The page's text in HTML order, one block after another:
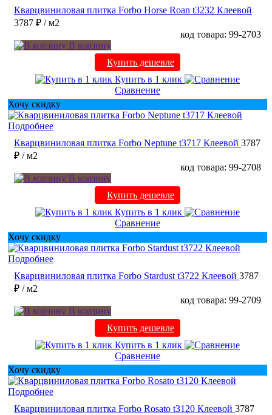
Кварцвиниловая плитка Forbo Horse Roan t3232 Клеевой
3787 ₽ / м2
код товара: 99-2703
В корзину
Купить дешевле
Купить в 1 клик
Сравнение
Хочу скидку
Подробнее
Кварцвиниловая плитка Forbo Neptune t3717 Клеевой 3787
₽ / м2
код товара: 99-2708
В корзину
Купить дешевле
Купить в 1 клик
Сравнение
Хочу скидку
Подробнее
Кварцвиниловая плитка Forbo Stardust t3722 Клеевой 3787
₽ / м2
код товара: 99-2709
В корзину
Купить дешевле
Купить в 1 клик
Сравнение
Хочу скидку
Подробнее
Кварцвиниловая плитка Forbo Rosato t3120 Клеевой 3787